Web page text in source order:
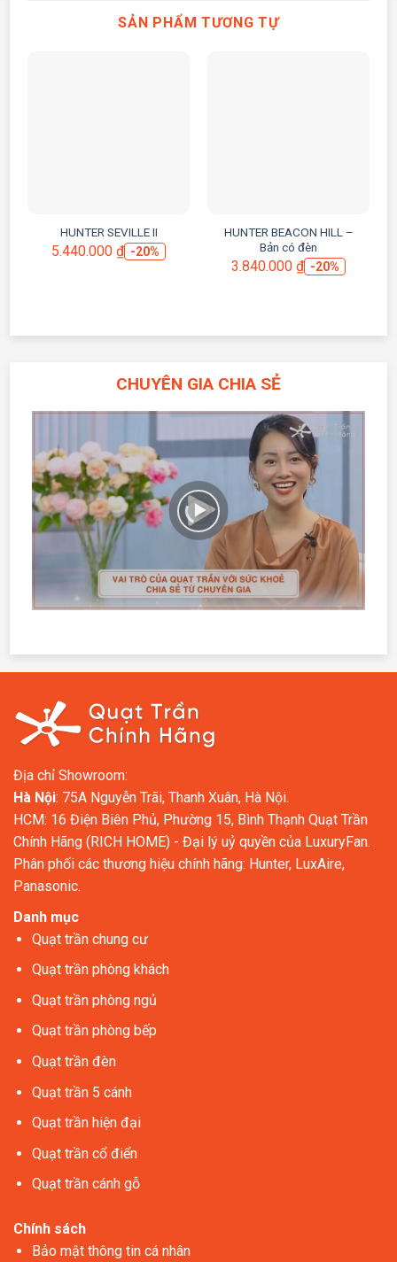
SẢN PHẨM TƯƠNG TỰ
HUNTER SEVILLE II
5.440.000 ₫ -20%
HUNTER BEACON HILL –
Bản có đèn
3.840.000 ₫ -20%
CHUYÊN GIA CHIA SẺ
Địa chỉ Showroom:
Hà Nội: 75A Nguyễn Trãi, Thanh Xuân, Hà Nội.
HCM: 16 Điện Biên Phủ, Phường 15, Bình Thạnh Quạt Trần
Chính Hãng (RICH HOME) - Đại lý uỷ quyền của LuxuryFan.
Phân phối các thương hiệu chính hãng: Hunter, LuxAire,
Panasonic.
Danh mục
Quạt trần chung cư
Quạt trần phòng khách
Quạt trần phòng ngủ
Quạt trần phòng bếp
Quạt trần đèn
Quạt trần 5 cánh
Quạt trần hiện đại
Quạt trần cổ điển
Quạt trần cánh gỗ
Chính sách
Bảo mật thông tin cá nhân